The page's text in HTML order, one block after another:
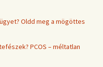
Oldd meg a mögöttes
PCOS – méltatlan